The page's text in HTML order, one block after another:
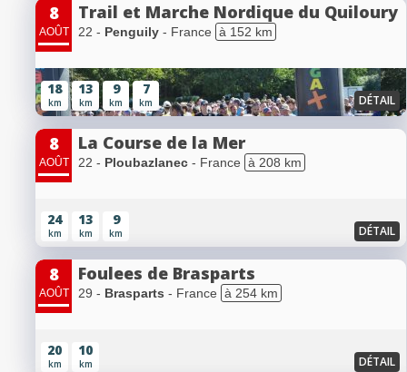
8
AOÛT
Trail et Marche Nordique du Quiloury
22 - Penguily - France à 152 km
18
km
13
km
9
km
7
km DÉTAIL
8
AOÛT
La Course de la Mer
22 - Ploubazlanec - France à 208 km
24
km
13
km
9
km DÉTAIL
8
AOÛT
Foulees de Brasparts
29 - Brasparts - France à 254 km
20
km
10
km DÉTAIL